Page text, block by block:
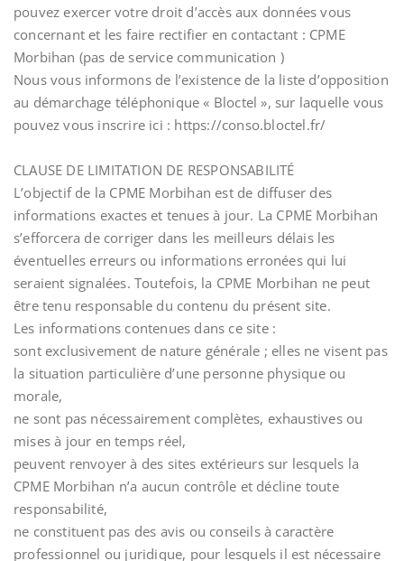
pouvez exercer votre droit d’accès aux données vous
concernant et les faire rectifier en contactant : CPME
Morbihan (pas de service communication )
Nous vous informons de l’existence de la liste d’opposition
au démarchage téléphonique « Bloctel », sur laquelle vous
pouvez vous inscrire ici : https://conso.bloctel.fr/
CLAUSE DE LIMITATION DE RESPONSABILITÉ
L’objectif de la CPME Morbihan est de diffuser des
informations exactes et tenues à jour. La CPME Morbihan
s’efforcera de corriger dans les meilleurs délais les
éventuelles erreurs ou informations erronées qui lui
seraient signalées. Toutefois, la CPME Morbihan ne peut
être tenu responsable du contenu du présent site.
Les informations contenues dans ce site :
sont exclusivement de nature générale ; elles ne visent pas
la situation particulière d’une personne physique ou
morale,
ne sont pas nécessairement complètes, exhaustives ou
mises à jour en temps réel,
peuvent renvoyer à des sites extérieurs sur lesquels la
CPME Morbihan n’a aucun contrôle et décline toute
responsabilité,
ne constituent pas des avis ou conseils à caractère
professionnel ou juridique, pour lesquels il est nécessaire